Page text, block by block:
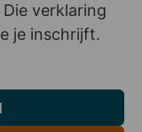
verklaring
je inschrijft.